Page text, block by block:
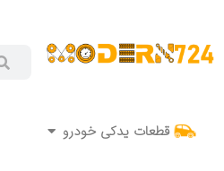
قطعات یدکی خودرو